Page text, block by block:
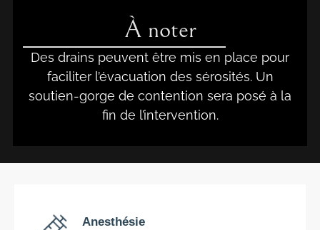
À noter
Des drains peuvent être mis en place pour
faciliter l’évacuation des sérosités. Un
soutien-gorge de contention sera posé à la
fin de l’intervention.
Anesthésie